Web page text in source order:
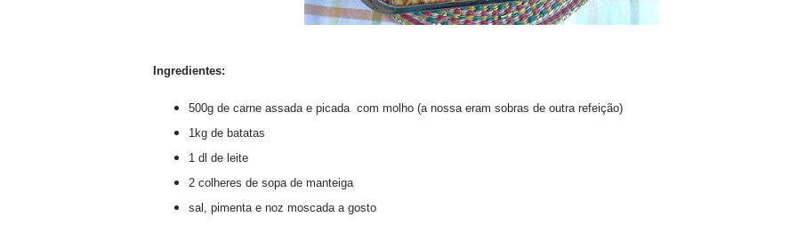
Ingredientes:
500g de carne assada e picada com molho (a nossa eram sobras de outra refeição)
1kg de batatas
1 dl de leite
2 colheres de sopa de manteiga
sal, pimenta e noz moscada a gosto